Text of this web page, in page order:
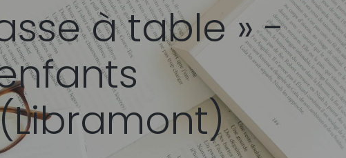
à table » -